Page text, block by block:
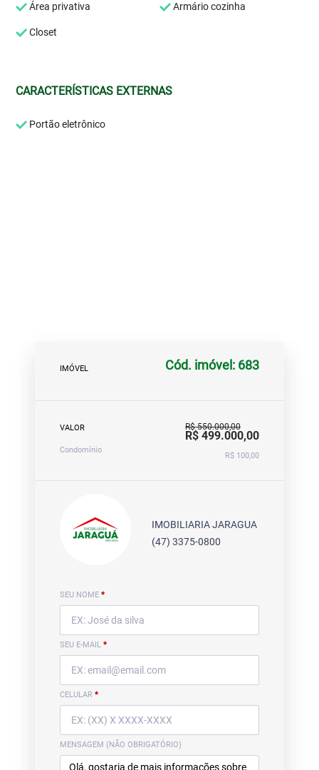
Área privativa Armário cozinha
Closet
CARACTERÍSTICAS EXTERNAS
Portão eletrônico
IMÓVEL Cód. imóvel: 683
VALOR R$ 550.000,00
R$ 499.000,00
Condomínio
R$ 100,00
IMOBILIARIA JARAGUA
(47) 3375-0800
SEU NOME *
SEU E-MAIL *
CELULAR *
MENSAGEM (NÃO OBRIGATÓRIO)